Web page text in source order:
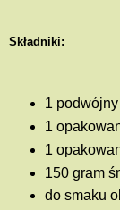
Składniki:
1
1
1
150
do